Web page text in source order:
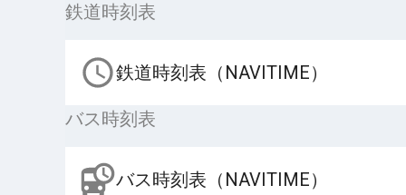
鉄道時刻表
鉄道時刻表（NAVITIME）
バス時刻表
バス時刻表（NAVITIME）